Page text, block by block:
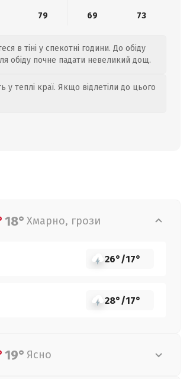
79 69 73
в тіні у спекотні години. До обіду
обіду почне падати невеликий дощ.
у теплі краї. Якщо відлетіли до цього
18° Хмарно, грози
26°/17°
28°/17°
19° Ясно